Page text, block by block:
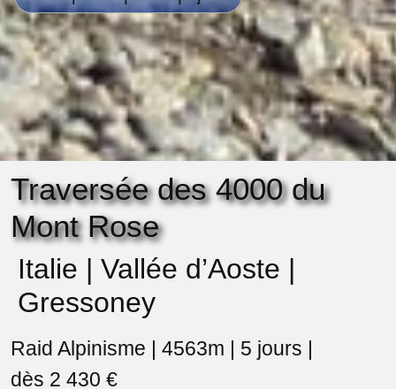
Traversée des 4000 du
Mont Rose
Italie | Vallée d’Aoste |
Gressoney
Raid Alpinisme | 4563m | 5 jours |
dès 2 430 €